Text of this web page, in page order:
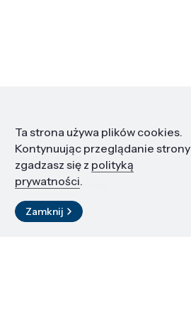
Informacje
Edukacja i kariera
Zasoby i materiały
Kontakt
Ta strona używa plików cookies.
Kontynuując przeglądanie strony
zgadzasz się z polityką
prywatności.
Zamknij